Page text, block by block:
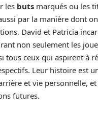
les buts marqués ou les
par la manière dont
David et Patricia
non seulement les
tous ceux qui aspirent à
Leur histoire est
et vie personnelle,
futures.